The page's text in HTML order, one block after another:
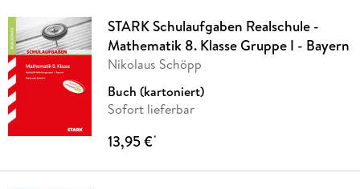
STARK Schulaufgaben Realschule -
Mathematik 8. Klasse Gruppe I - Bayern
Nikolaus Schöpp
Buch (kartoniert)
Sofort lieferbar
13,95 €*